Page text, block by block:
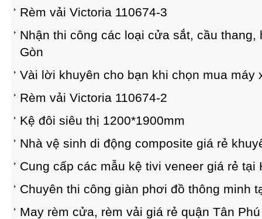
Rèm vải Victoria 110674-3
Nhận thi công các loại cửa sắt, cầu thang,
Gòn
Vài lời khuyên cho bạn khi chọn mua máy
Rèm vải Victoria 110674-2
Kệ đôi siêu thị 1200*1900mm
Nhà vệ sinh di động composite giá rẻ
Cung cấp các mẫu kệ tivi veneer giá rẻ tại
Chuyên thi công giàn phơi đồ thông minh
May rèm cửa, rèm vải giá rẻ quận Tân Phú